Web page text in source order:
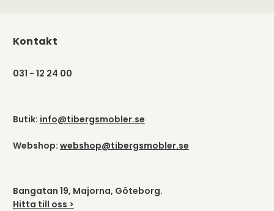
Kontakt
031 - 12 24 00
Butik: info@tibergsmobler.se
Webshop: webshop@tibergsmobler.se
Bangatan 19, Majorna, Göteborg.
Hitta till oss >